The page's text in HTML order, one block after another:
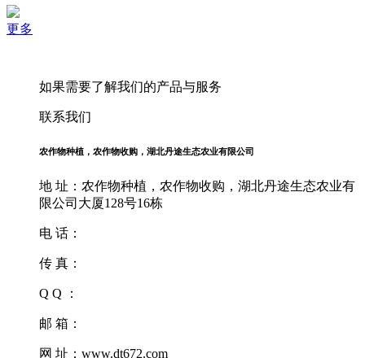
更多
如果需要了解我们的产品与服务
联系我们
农作物种植，农作物收购，湖北丹途生态农业有限公司
地 址：农作物种植，农作物收购，湖北丹途生态农业有
限公司大厦128号16栋
电 话：
传 真：
Q Q ：
邮 箱：
网 址：www.dt672.com